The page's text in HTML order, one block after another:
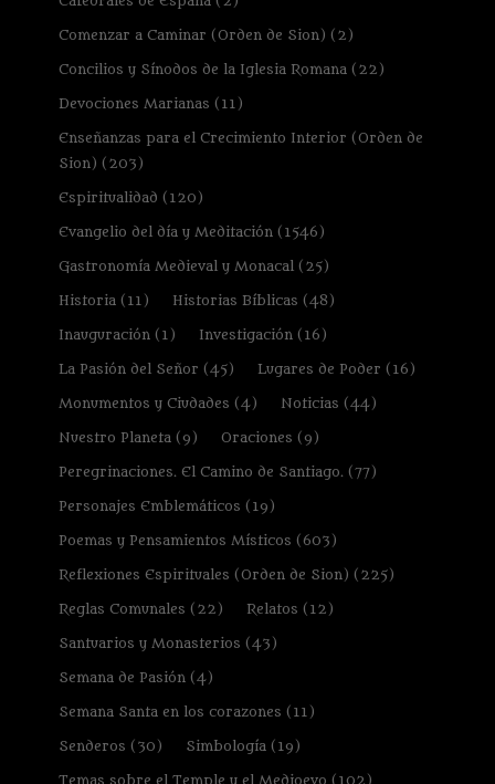
Comenzar a Caminar (Orden de Sion) (2)
Concilios y Sínodos de la Iglesia Romana(22)
Devociones Marianas (11)
Enseñanzas para el Crecimiento Interior (Orden de
Sion) (203)
Espiritualidad (120)
Evangelio del día y Meditación(1546)
Gastronomía Medieval y Monacal(25)
Historia(11) Historias Bíblicas (48)
Inauguración(1) Investigación(16)
La Pasión del Señor (45) Lugares de Poder (16)
Monumentos y Ciudades (4) Noticias (44)
Nuestro Planeta(9) Oraciones (9)
Peregrinaciones. El Camino de Santiago.(77)
Personajes Emblemáticos (19)
Poemas y Pensamientos Místicos (603)
Reflexiones Espirituales (Orden de Sion) (225)
Reglas Comunales (22) Relatos (12)
Santuarios y Monasterios (43)
Semana de Pasión(4)
Semana Santa en los corazones (11)
Senderos (30) Simbología(19)
Temas sobre el Temple y el Medioevo (102)